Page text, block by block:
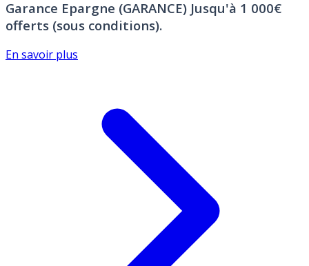
Garance Epargne (GARANCE) Jusqu'à 1 000€
offerts (sous conditions).
En savoir plus